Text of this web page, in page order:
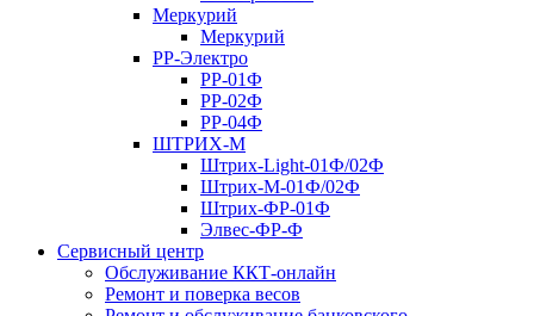
Меркурий
Меркурий
РР-Электро
РР-01Ф
РР-02Ф
РР-04Ф
ШТРИХ-М
Штрих-Light-01Ф/02Ф
Штрих-М-01Ф/02Ф
Штрих-ФР-01Ф
Элвес-ФР-Ф
Сервисный центр
Обслуживание ККТ-онлайн
Ремонт и поверка весов